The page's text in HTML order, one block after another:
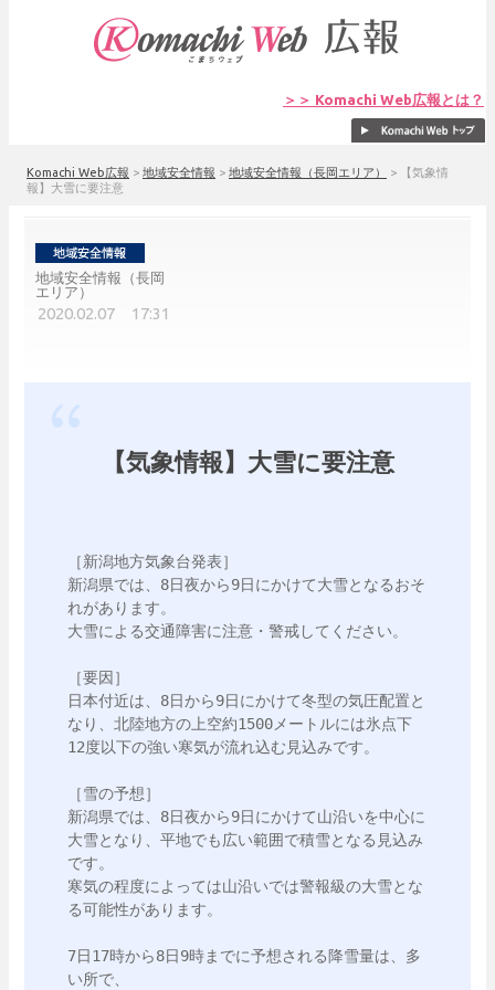
＞＞ Komachi Web広報とは？
Komachi Web広報 > 地域安全情報 > 地域安全情報（長岡エリア） >
【気象情
報】大雪に要注意
地域安全情報（長岡
エリア）
2020.02.07 17:31
【気象情報】大雪に要注意
［新潟地方気象台発表］
新潟県では、8日夜から9日にかけて大雪となるおそ
れがあります。
大雪による交通障害に注意・警戒してください。
［要因］
日本付近は、8日から9日にかけて冬型の気圧配置と
なり、北陸地方の上空約1500メートルには氷点下
12度以下の強い寒気が流れ込む見込みです。
［雪の予想］
新潟県では、8日夜から9日にかけて山沿いを中心に
大雪となり、平地でも広い範囲で積雪となる見込み
です。
寒気の程度によっては山沿いでは警報級の大雪とな
る可能性があります。
7日17時から8日9時までに予想される降雪量は、多
い所で、